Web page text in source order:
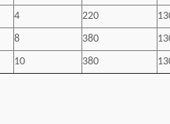
4 220
8 380
10 380